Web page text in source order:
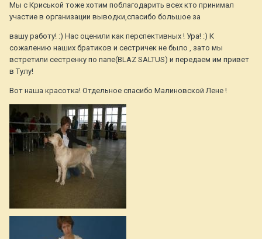
Мы с Криськой тоже хотим поблагодарить всех кто принимал
участие в организации выводки,спасибо большое за
вашу работу! :) Нас оценили как перспективных ! Ура! :) К
сожалению наших братиков и сестричек не было , зато мы
встретили сестренку по папе(BLAZ SALTUS) и передаем им привет
в Тулу!
Вот наша красотка! Отдельное спасибо Малиновской Лене !